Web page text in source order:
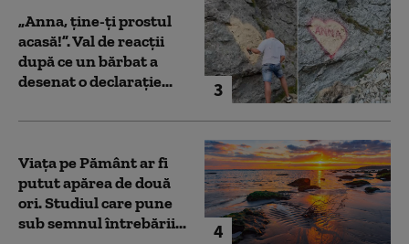
3
„Anna, ţine-ţi prostul
acasă!”. Val de reacții
după ce un bărbat a
desenat o declarație...
4
Viața pe Pământ ar fi
putut apărea de două
ori. Studiul care pune
sub semnul întrebării...